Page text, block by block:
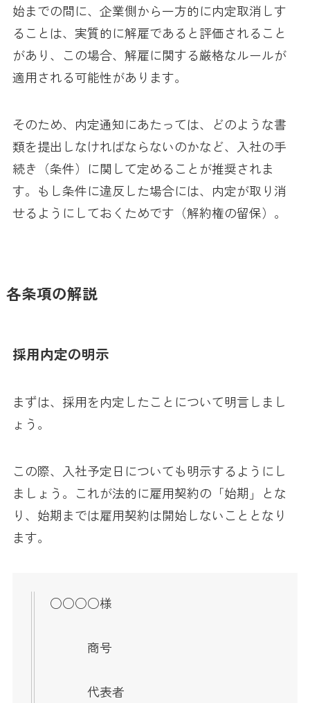
始までの間に、企業側から一方的に内定取消しす
ることは、実質的に解雇であると評価されること
があり、この場合、解雇に関する厳格なルールが
適用される可能性があります。
そのため、内定通知にあたっては、どのような書
類を提出しなければならないのかなど、入社の手
続き（条件）に関して定めることが推奨されま
す。もし条件に違反した場合には、内定が取り消
せるようにしておくためです（解約権の留保）。
各条項の解説
採用内定の明示
まずは、採用を内定したことについて明言しまし
ょう。
この際、入社予定日についても明示するようにし
ましょう。これが法的に雇用契約の「始期」とな
り、始期までは雇用契約は開始しないこととなり
ます。
○○○○様
商号
代表者